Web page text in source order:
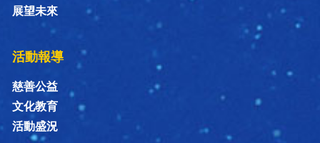
展望未來
活動報導
慈善公益
文化教育
活動盛況